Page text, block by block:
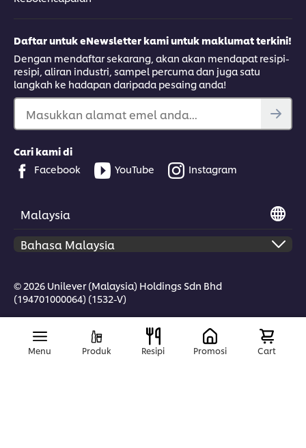
Daftar untuk eNewsletter kami untuk maklumat terkini!
Dengan mendaftar sekarang, akan akan mendapat resipi-
resipi, aliran industri, sampel percuma dan juga satu
langkah ke hadapan daripada pesaing anda!
Masukkan alamat emel anda...
Cari kami di
Facebook
YouTube Instagram
Malaysia
© 2026 Unilever (Malaysia) Holdings Sdn Bhd
(194701000064) (1532-V)
Menu Produk Resipi Promosi Cart